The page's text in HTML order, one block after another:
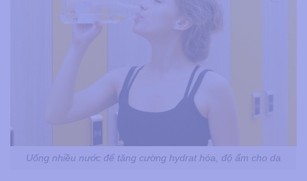
Uống nhiều nước để tăng cường hydrat hóa, độ ẩm cho da